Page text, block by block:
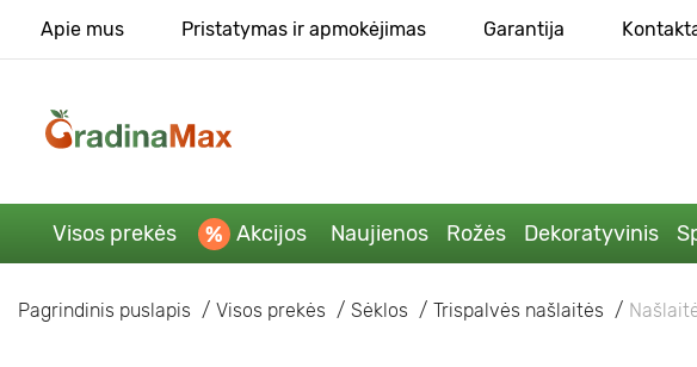
Apie mus Pristatymas ir apmokėjimas Garantija
Visos prekės Akcijos Naujienos Rožės Dekoratyvinis
Pagrindinis puslapis Visos prekės Sėklos Trispalvės našlaitės